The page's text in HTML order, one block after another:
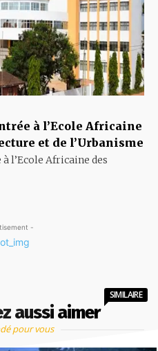
à l’Ecole Africaine
et de l’Urbanisme
l’Ecole Africaine des
-
aussi aimer
SIMILAIRE
pour vous